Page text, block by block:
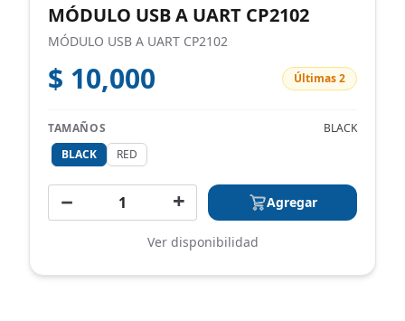
MÓDULO USB A UART CP2102
MÓDULO USB A UART CP2102
$ 10,000 Últimas 2
TAMAÑOS
BLACK
BLACK
RED
− + Agregar
Ver disponibilidad